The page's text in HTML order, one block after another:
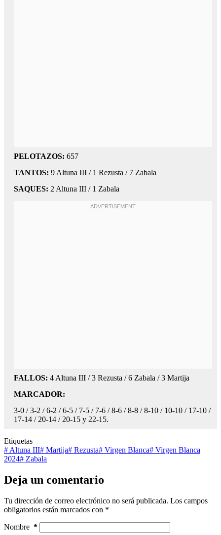
PELOTAZOS: 657
TANTOS: 9 Altuna III / 1 Rezusta / 7 Zabala
SAQUES: 2 Altuna III / 1 Zabala
FALLOS: 4 Altuna III / 3 Rezusta / 6 Zabala / 3 Martija
MARCADOR:
3-0 / 3-2 / 6-2 / 6-5 / 7-5 / 7-6 / 8-6 / 8-8 / 8-10 / 10-10 / 17-10 /
17-14 / 20-14 / 20-15 y 22-15.
Etiquetas
# Altuna III# Martija# Rezusta# Virgen Blanca# Virgen Blanca
2024# Zabala
Deja un comentario
Tu dirección de correo electrónico no será publicada. Los campos
obligatorios están marcados con *
Nombre *